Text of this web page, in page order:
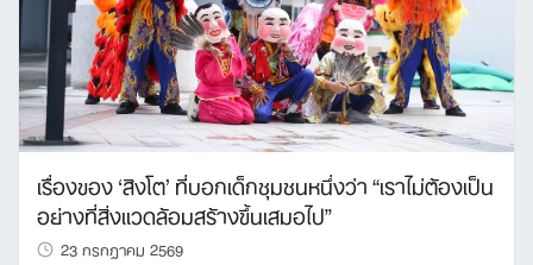
Search
for:
เรื่องของ ‘สิงโต’ ที่บอกเด็กชุมชนหนึ่งว่า “เราไม่ต้องเป็น
อย่างที่สิ่งแวดล้อมสร้างขึ้นเสมอไป”
23 กรกฎาคม 2569